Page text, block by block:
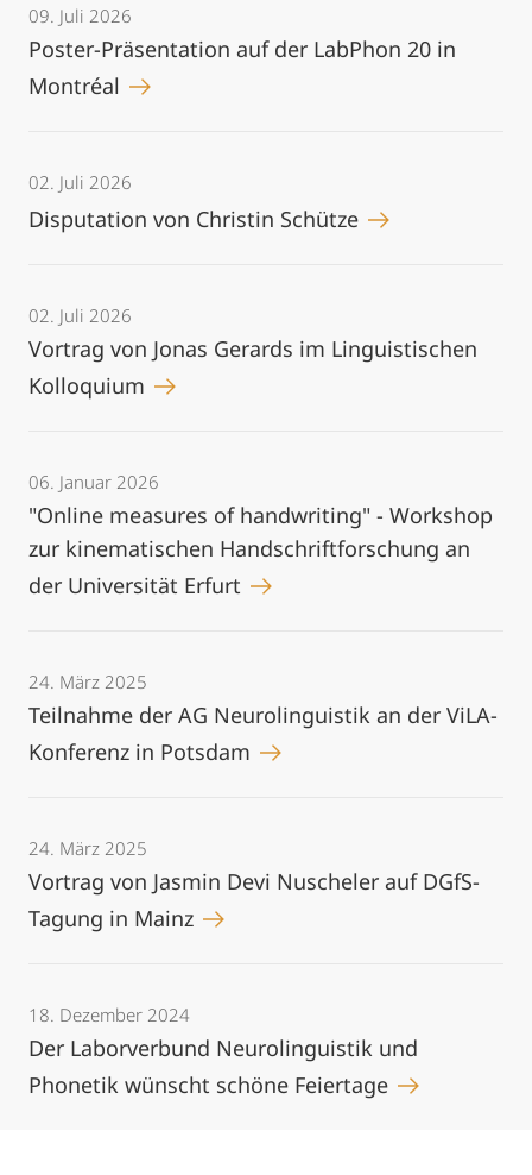
09. Juli 2026
Poster-Präsentation auf der LabPhon 20 in
Montréal
02. Juli 2026
Disputation von Christin Schütze
02. Juli 2026
Vortrag von Jonas Gerards im Linguistischen
Kolloquium
06. Januar 2026
"Online measures of handwriting" - Workshop
zur kinematischen Handschriftforschung an
der Universität Erfurt
24. März 2025
Teilnahme der AG Neurolinguistik an der ViLA-
Konferenz in Potsdam
24. März 2025
Vortrag von Jasmin Devi Nuscheler auf DGfS-
Tagung in Mainz
18. Dezember 2024
Der Laborverbund Neurolinguistik und
Phonetik wünscht schöne Feiertage